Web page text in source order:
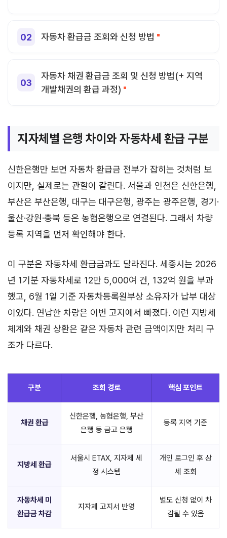
자동차 환급금 조회와 신청 방법
자동차 채권 환급금 조회 및 신청 방법(+ 지역
개발채권의 환급 과정)
지자체별 은행 차이와 자동차세 환급 구분
신한은행만 보면 자동차 환급금 전부가 잡히는 것처럼 보
이지만, 실제로는 관할이 갈린다. 서울과 인천은 신한은행,
부산은 부산은행, 대구는 대구은행, 광주는 광주은행, 경기·
울산·강원·충북 등은 농협은행으로 연결된다. 그래서 차량
등록 지역을 먼저 확인해야 한다.
이 구분은 자동차세 환급금과도 달라진다. 세종시는 2026
년 1기분 자동차세로 12만 5,000여 건, 132억 원을 부과
했고, 6월 1일 기준 자동차등록원부상 소유자가 납부 대상
이었다. 연납한 차량은 이번 고지에서 빠졌다. 이런 지방세
체계와 채권 상환은 같은 자동차 관련 금액이지만 처리 구
조가 다르다.
구분 조회 경로 핵심 포인트
채권 환급
신한은행, 농협은행, 부산
은행 등 금고 은행
등록 지역 기준
지방세 환급
서울시 ETAX, 지자체 세
정 시스템
개인 로그인 후 상
세 조회
자동차세 미
환급금 차감
지자체 고지서 반영
별도 신청 없이 차
감될 수 있음